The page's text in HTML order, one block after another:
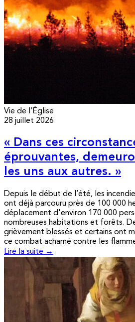
Vie de l’Église
28 juillet 2026
« Dans ces
éprouvantes,
les uns aux autres. »
Depuis le début de l’été, les
ont déjà parcouru près de 100 000
déplacement d'environ 170 000
nombreuses habitations et forêts.
grièvement blessés et certains ont
ce combat acharné contre les
Lire la suite →